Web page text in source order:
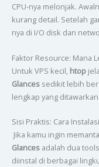
CPU-nya melonjak.
kurang detail. Setelah
nya di I/O disk dan
Faktor Resource: Mana
Untuk VPS kecil, htop
Glancessedikit lebih
lengkap yang ditawarkan.
Sisi Praktis: Cara
Jika kamu ingin
Glancesadalah dua
diinstal di berbagai